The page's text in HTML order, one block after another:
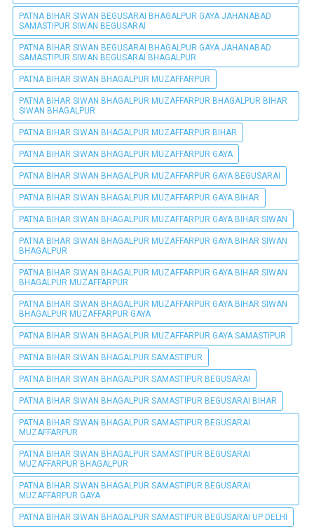
PATNA BIHAR SIWAN BEGUSARAI BHAGALPUR GAYA JAHANABAD
SAMASTIPUR SIWAN BEGUSARAI
PATNA BIHAR SIWAN BEGUSARAI BHAGALPUR GAYA JAHANABAD
SAMASTIPUR SIWAN BEGUSARAI BHAGALPUR
PATNA BIHAR SIWAN BHAGALPUR MUZAFFARPUR
PATNA BIHAR SIWAN BHAGALPUR MUZAFFARPUR BHAGALPUR BIHAR
SIWAN BHAGALPUR
PATNA BIHAR SIWAN BHAGALPUR MUZAFFARPUR BIHAR
PATNA BIHAR SIWAN BHAGALPUR MUZAFFARPUR GAYA
PATNA BIHAR SIWAN BHAGALPUR MUZAFFARPUR GAYA BEGUSARAI
PATNA BIHAR SIWAN BHAGALPUR MUZAFFARPUR GAYA BIHAR
PATNA BIHAR SIWAN BHAGALPUR MUZAFFARPUR GAYA BIHAR SIWAN
PATNA BIHAR SIWAN BHAGALPUR MUZAFFARPUR GAYA BIHAR SIWAN
BHAGALPUR
PATNA BIHAR SIWAN BHAGALPUR MUZAFFARPUR GAYA BIHAR SIWAN
BHAGALPUR MUZAFFARPUR
PATNA BIHAR SIWAN BHAGALPUR MUZAFFARPUR GAYA BIHAR SIWAN
BHAGALPUR MUZAFFARPUR GAYA
PATNA BIHAR SIWAN BHAGALPUR MUZAFFARPUR GAYA SAMASTIPUR
PATNA BIHAR SIWAN BHAGALPUR SAMASTIPUR
PATNA BIHAR SIWAN BHAGALPUR SAMASTIPUR BEGUSARAI
PATNA BIHAR SIWAN BHAGALPUR SAMASTIPUR BEGUSARAI BIHAR
PATNA BIHAR SIWAN BHAGALPUR SAMASTIPUR BEGUSARAI
MUZAFFARPUR
PATNA BIHAR SIWAN BHAGALPUR SAMASTIPUR BEGUSARAI
MUZAFFARPUR BHAGALPUR
PATNA BIHAR SIWAN BHAGALPUR SAMASTIPUR BEGUSARAI
MUZAFFARPUR GAYA
PATNA BIHAR SIWAN BHAGALPUR SAMASTIPUR BEGUSARAI UP DELHI